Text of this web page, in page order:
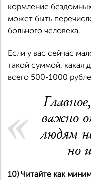
кормление
может быть
больного человека.
Если у вас сейчас
такой суммой, какая
всего 500-1000
важно
людям
но
10) Читайте как